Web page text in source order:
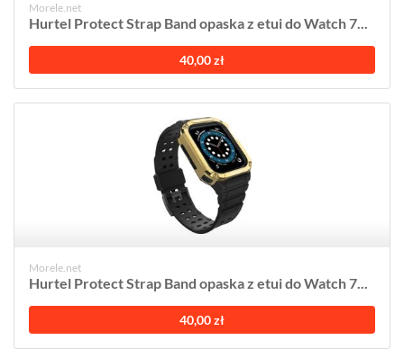
Morele.net
Hurtel Protect Strap Band opaska z etui do Watch 7...
40,00 zł
Morele.net
Hurtel Protect Strap Band opaska z etui do Watch 7...
40,00 zł